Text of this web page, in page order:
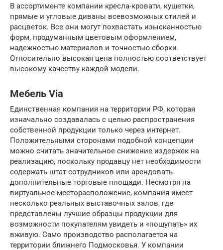
В ассортименте компании кресла-кровати, кушетки,
прямые и угловые диваны всевозможных стилей и
расцветок. Все они могут похвастать изысканностью
форм, продуманным цветовым оформлением,
надежностью материалов и точностью сборки.
Относительно высокая цена полностью соответствует
высокому качеству каждой модели.
Мебель Via
Единственная компания на территории РФ, которая
изначально создавалась с целью распространения
собственной продукции только через интернет.
Положительными сторонами подобной концепции
можно считать значительное снижение издержек на
реализацию, поскольку продавцу нет необходимости
содержать штат сотрудников или арендовать
дополнительные торговые площади. Несмотря на
виртуальное месторасположение, компания имеет
несколько реальных выставочных залов, где
представлены лучшие образцы продукции для
возможности покупателям увидеть и «пощупать» их
вживую. Само производство располагается на
территории ближнего Подмосковья. У компании